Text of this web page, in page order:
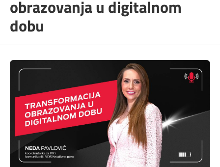
Pozivi ka inostranstvu
iris TV
Antena PLUS
TV APP
Šta da gledam?
Telefonski imenik
Dokumenta i uputstva
Kontakt centar
Kako do nas?
Rešavanje problema
obrazovanja u digitalnom
dobu